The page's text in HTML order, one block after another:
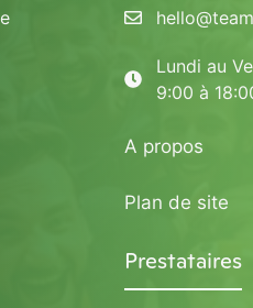
Lundi au
9:00 à
A propos
Plan de site
Prestataires